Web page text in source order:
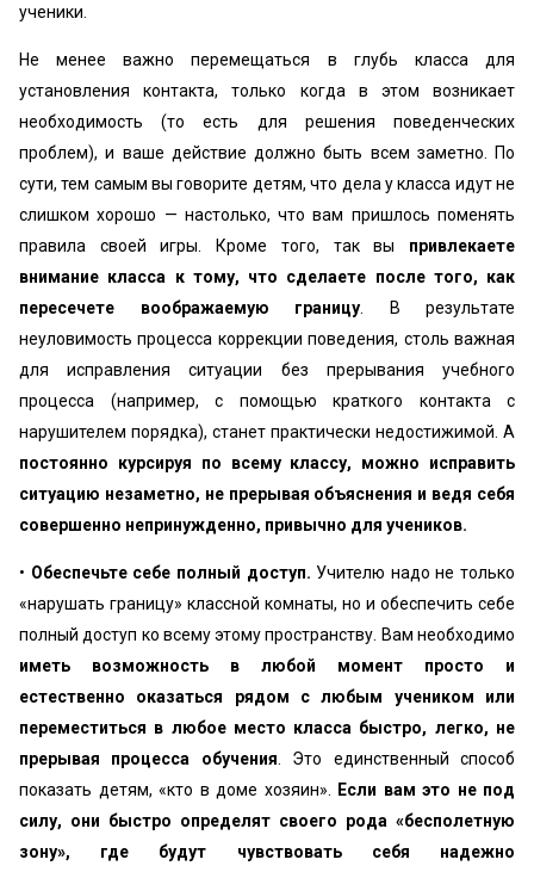
ученики.
Не менее важно перемещаться в глубь класса для
установления контакта, только когда в этом возникает
необходимость (то есть для решения поведенческих
проблем), и ваше действие должно быть всем заметно. По
сути, тем самым вы говорите детям, что дела у класса идут не
слишком хорошо — настолько, что вам пришлось поменять
правила своей игры. Кроме того, так вы привлекаете
внимание класса к тому, что сделаете после того, как
пересечете воображаемую границу . В результате
неуловимость процесса коррекции поведения, столь важная
для исправления ситуации без прерывания учебного
процесса (например, с помощью краткого контакта с
нарушителем порядка), станет практически недостижимой. А
постоянно курсируя по всему классу, можно исправить
ситуацию незаметно, не прерывая объяснения и ведя себя
совершенно непринужденно, привычно для учеников.
• Обеспечьте себе полный доступ. Учителю надо не только
«нарушать границу» классной комнаты, но и обеспечить себе
полный доступ ко всему этому пространству. Вам необходимо
иметь возможность в любой момент просто и
естественно оказаться рядом с любым учеником или
переместиться в любое место класса быстро, легко, не
прерывая процесса обучения . Это единственный способ
показать детям, «кто в доме хозяин».
Если вам это не под
силу, они быстро определят своего рода «бесполетную
зону», где будут чувствовать себя надежно